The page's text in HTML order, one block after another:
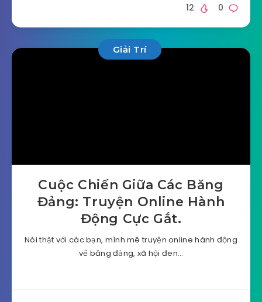
0
12
Giải Trí
Cuộc Chiến Giữa Các Băng
Đảng: Truyện Online Hành
Động Cực Gắt.
Nói thật với các bạn, mình mê truyện online hành động
về băng đảng, xã hội đen…